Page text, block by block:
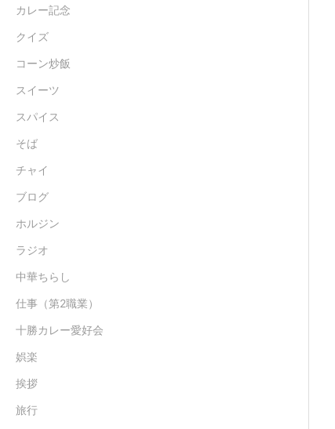
カレー記念
クイズ
コーン炒飯
スイーツ
スパイス
そば
チャイ
ブログ
ホルジン
ラジオ
中華ちらし
仕事（第2職業）
十勝カレー愛好会
娯楽
挨拶
旅行